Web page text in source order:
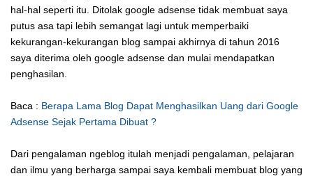
hal-hal seperti itu. Ditolak google adsense tidak membuat saya
putus asa tapi lebih semangat lagi untuk memperbaiki
kekurangan-kekurangan blog sampai akhirnya di tahun 2016
saya diterima oleh google adsense dan mulai mendapatkan
penghasilan.
Baca : Berapa Lama Blog Dapat Menghasilkan Uang dari Google
Adsense Sejak Pertama Dibuat ?
Dari pengalaman ngeblog itulah menjadi pengalaman, pelajaran
dan ilmu yang berharga sampai saya kembali membuat blog yang